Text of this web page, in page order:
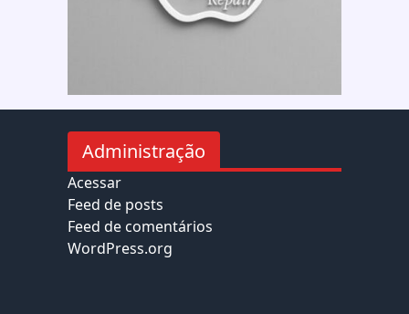
Administração
Acessar
Feed de posts
Feed de comentários
WordPress.org